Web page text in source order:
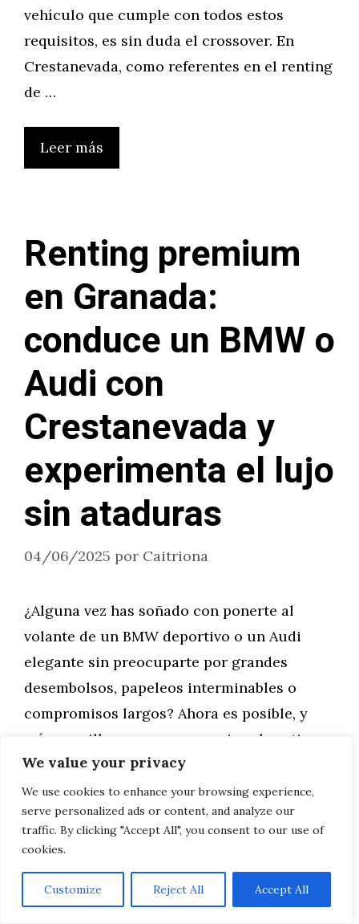
We value your privacy
We use cookies to enhance your browsing experience,
serve personalized ads or content, and analyze our
traffic. By clicking "Accept All", you consent to our use of
cookies.
Customize Reject All Accept All
vehículo que cumple con todos estos
requisitos, es sin duda el crossover. En
Crestanevada, como referentes en el renting
de …
Leer más
Renting premium
en Granada:
conduce un BMW o
Audi con
Crestanevada y
experimenta el lujo
sin ataduras
04/06/2025 por Caitriona
¿Alguna vez has soñado con ponerte al
volante de un BMW deportivo o un Audi
elegante sin preocuparte por grandes
desembolsos, papeleos interminables o
compromisos largos? Ahora es posible, y
más sencillo que nunca, gracias al renting
premium de Crestanevada en Granada.
Crestanevada no es solo un concesionario.
Es una experiencia, una promesa de
accesibilidad, …
Leer más